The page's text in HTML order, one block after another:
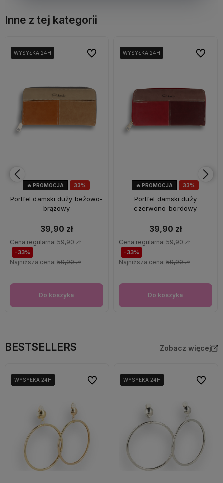
Inne z tej kategorii
33%
OKAZJA
🔥 PROMOCJA
WYSYŁKA 24H
WYSYŁKA 24H
WYSYŁKA 24H
Portfel damski duży beżowo-
brązowy
39,90 zł
Cena regularna:59,90 zł
-33%
Najniższa cena:59,90 zł
Do koszyka
Do ulubionych
Do ulubionych
33%
🔥 PROMOCJA
WYSYŁKA 24H
WYSYŁKA 24H
WYSYŁKA 24H
Portfel damski duży
czerwono-bordowy
39,90 zł
Cena regularna: 59,90 zł
-33%
Najniższa cena: 59,90 zł
Do koszyka
Do
Do
BESTSELLERS Zobacz więcej
WYSYŁKA 24H
WYSYŁKA 24H
WYSYŁKA 24H Do ulubionychWYSYŁKA 24H
WYSYŁKA 24H
WYSYŁKA 24H Do